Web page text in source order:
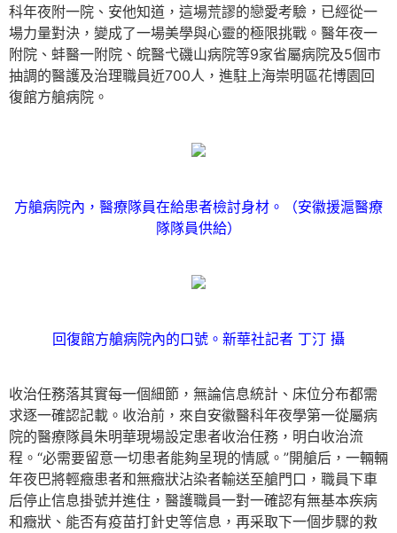
科年夜附一院、安他知道，這場荒謬的戀愛考驗，已經從一
場力量對決，變成了一場美學與心靈的極限挑戰。醫年夜一
附院、蚌醫一附院、皖醫弋磯山病院等9家省屬病院及5個市
抽調的醫護及治理職員近700人，進駐上海崇明區花博園回
復館方艙病院。
方艙病院內，醫療隊員在給患者檢討身材。（安徽援滬醫療
隊隊員供給）
回復館方艙病院內的口號。新華社記者 丁汀 攝
收治任務落其實每一個細節，無論信息統計、床位分布都需
求逐一確認記載。收治前，來自安徽醫科年夜學第一從屬病
院的醫療隊員朱明華現場設定患者收治任務，明白收治流
程。“必需要留意一切患者能夠呈現的情感。”開艙后，一輛輛
年夜巴將輕癥患者和無癥狀沾染者輸送至艙門口，職員下車
后停止信息掛號并進住，醫護職員一對一確認有無基本疾病
和癥狀、能否有疫苗打針史等信息，再采取下一個步驟的救